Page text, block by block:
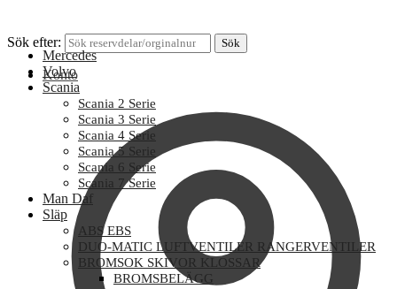
Sök efter: Sök
Konto
Mercedes
Volvo
Scania
Scania 2 Serie
Scania 3 Serie
Scania 4 Serie
Scania 5 Serie
Scania 6 Serie
Scania 7 Serie
Man Daf
Släp
ABS EBS
DUO-MATIC LUFTVENTILER RANGERVENTILER
BROMSOK SKIVOR KLOSSAR
BROMSBELÄGG